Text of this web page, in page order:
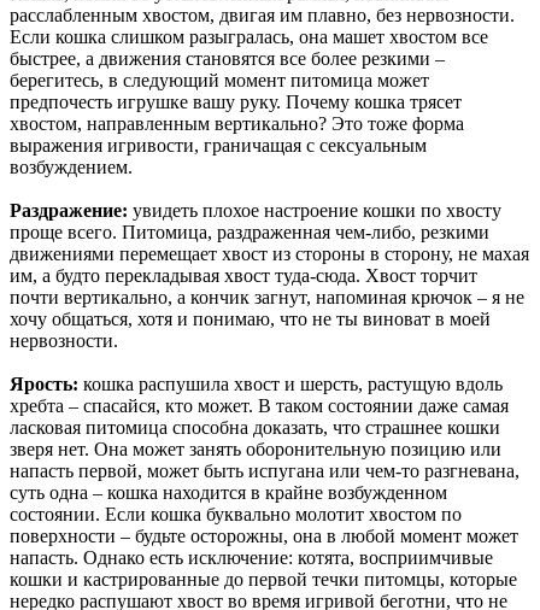
расслабленным хвостом, двигая им плавно, без нервозности.
Если кошка слишком разыгралась, она машет хвостом все
быстрее, а движения становятся все более резкими –
берегитесь, в следующий момент питомица может
предпочесть игрушке вашу руку. Почему кошка трясет
хвостом, направленным вертикально? Это тоже форма
выражения игривости, граничащая с сексуальным
возбуждением.
Раздражение: увидеть плохое настроение кошки по хвосту
проще всего. Питомица, раздраженная чем-либо, резкими
движениями перемещает хвост из стороны в сторону, не махая
им, а будто перекладывая хвост туда-сюда. Хвост торчит
почти вертикально, а кончик загнут, напоминая крючок – я не
хочу общаться, хотя и понимаю, что не ты виноват в моей
нервозности.
Ярость: кошка распушила хвост и шерсть, растущую вдоль
хребта – спасайся, кто может. В таком состоянии даже самая
ласковая питомица способна доказать, что страшнее кошки
зверя нет. Она может занять оборонительную позицию или
напасть первой, может быть испугана или чем-то разгневана,
суть одна – кошка находится в крайне возбужденном
состоянии. Если кошка буквально молотит хвостом по
поверхности – будьте осторожны, она в любой момент может
напасть. Однако есть исключение: котята, восприимчивые
кошки и кастрированные до первой течки питомцы, которые
нередко распушают хвост во время игривой беготни, что не